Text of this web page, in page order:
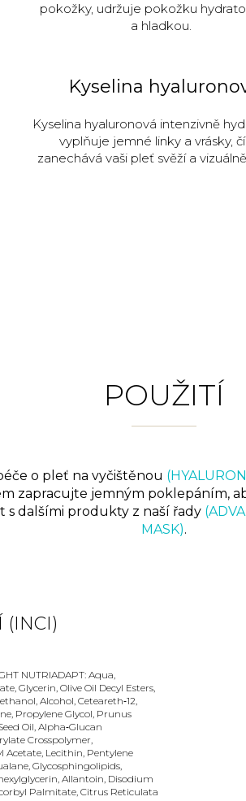
pokožky, udržuje pokožku
a hladkou.
Kyselina
Kyselina hyaluronová intenzivně
vyplňuje jemné linky a vrásky,
zanechává vaši pleť svěží a
POUŽITÍ
o pleť na vyčištěnou
zapracujte jemným poklepáním,
s dalšími produkty z naší řady
MASK).
(INCI)
NUTRIADAPT: Aqua,
Glycerin, Olive Oil Decyl Esters,
Alcohol, Ceteareth‑12,
Propylene Glycol, Prunus
Oil, Alpha‑Glucan
Crosspolymer,
Lecithin, Pentylene
Glycosphingolipids,
Allantoin, Disodium
Palmitate, Citrus Reticulata